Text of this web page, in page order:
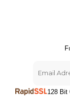
128 Bit